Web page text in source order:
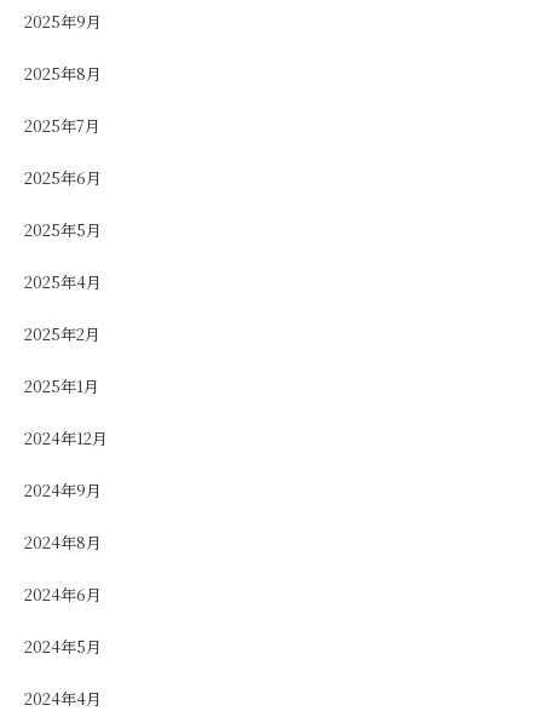
2025年9月
2025年8月
2025年7月
2025年6月
2025年5月
2025年4月
2025年2月
2025年1月
2024年12月
2024年9月
2024年8月
2024年6月
2024年5月
2024年4月